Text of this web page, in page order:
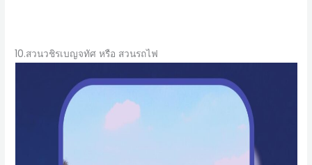
10.สวนวชิรเบญจทัศ หรือ สวนรถไฟ